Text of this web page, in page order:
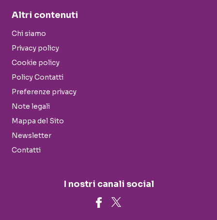
Altri contenuti
Chi siamo
Privacy policy
Cookie policy
Policy Contatti
Preferenze privacy
Note legali
Mappa del Sito
Newsletter
Contatti
I nostri canali social